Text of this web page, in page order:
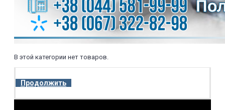
В этой категории нет товаров.
Продолжить